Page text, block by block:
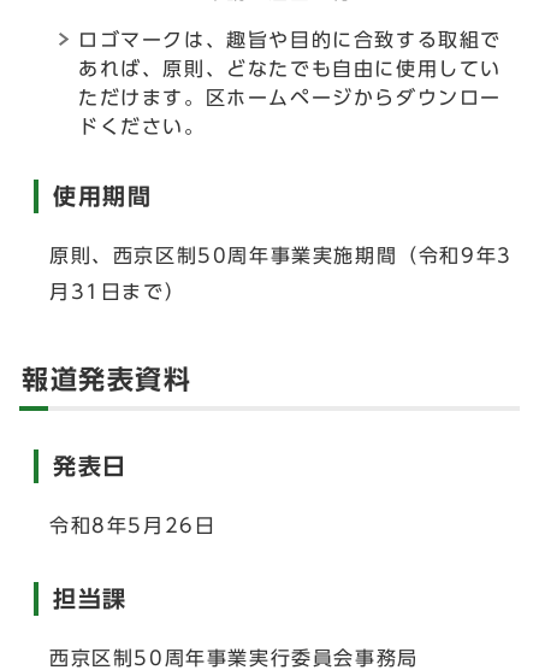
ロゴマークは、趣旨や目的に合致する取組で
あれば、原則、どなたでも自由に使用してい
ただけます。区ホームページからダウンロー
ドください。
使用期間
原則、西京区制50周年事業実施期間（令和9年3
月31日まで）
報道発表資料
発表日
令和8年5月26日
担当課
西京区制50周年事業実行委員会事務局